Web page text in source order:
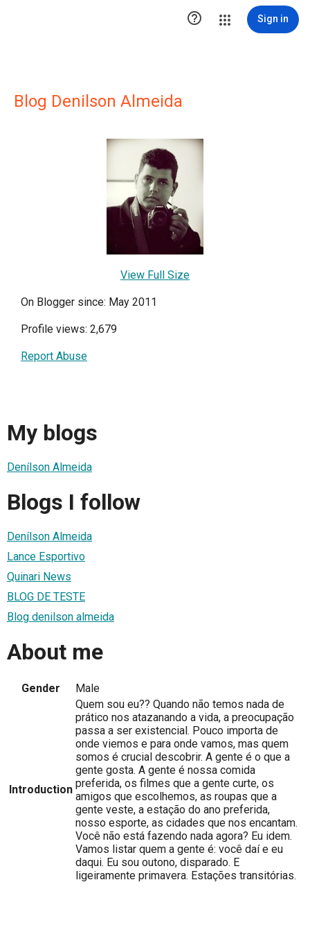
 Sign in
Blog Denilson Almeida
View Full Size
On Blogger since: May 2011
Profile views: 2,679
Report Abuse
My blogs
Denílson Almeida
Blogs I follow
Denílson Almeida
Lance Esportivo
Quinari News
BLOG DE TESTE
Blog denilson almeida
About me
Gender Male
Introduction
Quem sou eu?? Quando não temos nada de
prático nos atazanando a vida, a preocupação
passa a ser existencial. Pouco importa de
onde viemos e para onde vamos, mas quem
somos é crucial descobrir. A gente é o que a
gente gosta. A gente é nossa comida
preferida, os filmes que a gente curte, os
amigos que escolhemos, as roupas que a
gente veste, a estação do ano preferida,
nosso esporte, as cidades que nos encantam.
Você não está fazendo nada agora? Eu idem.
Vamos listar quem a gente é: você daí e eu
daqui. Eu sou outono, disparado. E
ligeiramente primavera. Estações transitórias.